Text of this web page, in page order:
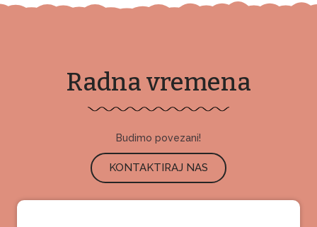
Radna vremena
Budimo povezani!
KONTAKTIRAJ NAS